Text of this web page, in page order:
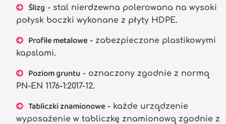
Ślizg - stal nierdzewna polerowana na wysoki
połysk boczki wykonane z płyty HDPE.
Profile metalowe- zabezpieczone plastikowymi
kapslami.
Poziom gruntu - oznaczony zgodnie z normą
PN-EN 1176-1:2017-12.
Tabliczki znamionowe- każde urządzenie
wyposażenie w tabliczkę znamionową zgodnie z